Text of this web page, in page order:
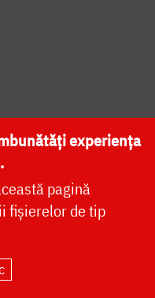
NAȚIONALĂ
MEDIA
experiența
pagină
fișierelor de tip